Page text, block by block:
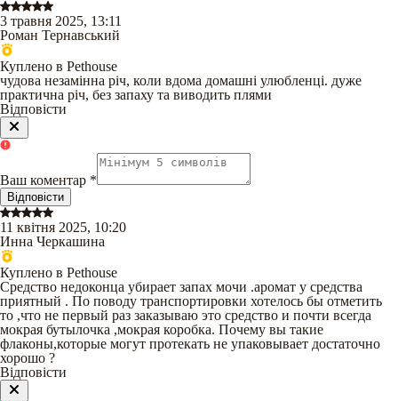
3 травня 2025, 13:11
Роман Тернавський
Куплено в Pethouse
чудова незамінна річ, коли вдома домашні улюбленці. дуже
практична річ, без запаху та виводить плями
Відповісти
Ваш коментар *
Відповісти
11 квітня 2025, 10:20
Инна Черкашина
Куплено в Pethouse
Средство недоконца убирает запах мочи .аромат у средства
приятный . По поводу транспортировки хотелось бы отметить
то ,что не первый раз заказываю это средство и почти всегда
мокрая бутылочка ,мокрая коробка. Почему вы такие
флаконы,которые могут протекать не упаковывает достаточно
хорошо ?
Відповісти